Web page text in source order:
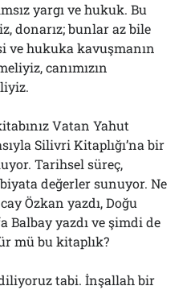
yargı ve hukuk. Bu
donarız; bunlar az bile
ve hukuka kavuşmanın
canımızın
Vatan Yahut
Silivri Kitaplığı’na bir
Tarihsel süreç,
değerler sunuyor. Ne
Özkan yazdı, Doğu
Balbay yazdı ve şimdi de
mü bu kitaplık?
tabi. İnşallah bir